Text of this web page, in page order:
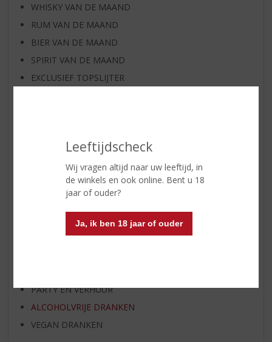
Leeftijdscheck
Wij vragen altijd naar uw leeftijd, in
de winkels en ook online. Bent u 18
jaar of ouder?
Ja, ik ben 18 jaar of ouder
WHISKY VAN DE MAAND
RUM VAN DE MAAND
BIER VAN DE MAAND
SPIRIT VAN DE MAAND
EXCLUSIEF TOPSLIJTER
APERITIEF
GEDISTILLEERD OVERIG
KANT EN KLAAR
FRISDRANK
GLASWERK
PARTY EN VERHUUR
ALCOHOLVRIJE DRANKEN
VEGAN DRANKEN